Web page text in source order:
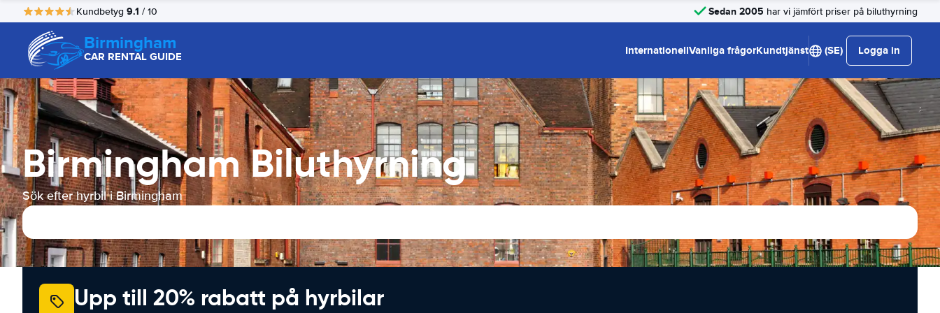
Kundbetyg 9.1 / 10 Sedan 2005 har vi jämfört priser på biluthyrning
Birmingham
CAR RENTAL GUIDE InternationellVanliga frågorKundtjänst (SE) Logga in
Birmingham Biluthyrning
Sök efter hyrbil i Birmingham
Upp till 20% rabatt på hyrbilar